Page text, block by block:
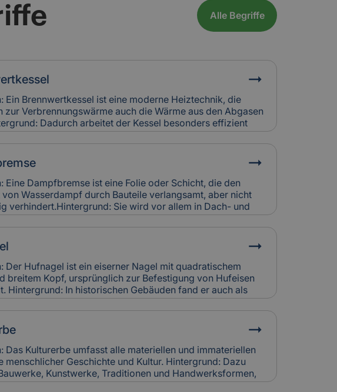
Alle Begriffe
Ein Brennwertkessel ist eine moderne Heiztechnik, die
zur Verbrennungswärme auch die Wärme aus den Abgasen
Dadurch arbeitet der Kessel besonders effizient
im Vergleich zu älteren Heizsystemen. In Alt- und
wird er häufig in Kombination mit bestehenden
eingesetzt.Relevanz für Versicherung:
senken Betriebskosten, erfordern aber eine
Wartung. Schäden durch Kondensat oder Abgasfehler
der Gebäudeversicherung individuell bewertet.
Eine Dampfbremse ist eine Folie oder Schicht, die den
Wasserdampf durch Bauteile verlangsamt, aber nicht
verhindert.Hintergrund: Sie wird vor allem in Dach- und
eingesetzt, um Feuchtigkeitsansammlungen in
zu vermeiden. So bleibt die Bausubstanz trocken und
für Versicherung: Falsch verlegte
können Feuchtigkeitsschäden verursachen.
berücksichtigen sie bei der Schadensanalyse und
der Bauausführung.
Der Hufnagel ist ein eiserner Nagel mit quadratischem
breitem Kopf, ursprünglich zur Befestigung von Hufeisen
Hintergrund: In historischen Gebäuden fand er auch als
in Holzbau oder Dachdeckung Verwendung.
sind oft handgeschmiedet und zeugen von traditioneller
Relevanz für Versicherung: Korrodierte Hufnägel können
verursachen. Bei Restaurierungen werden sie häufig
in die Versicherungskalkulation denkmalgerechter
einfließt.
Das Kulturerbe umfasst alle materiellen und immateriellen
menschlicher Geschichte und Kultur. Hintergrund: Dazu
Kunstwerke, Traditionen und Handwerksformen,
weitergegeben werden. Der Erhalt des